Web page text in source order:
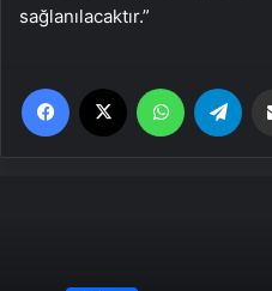
sağlanılacaktır.”
Facebook WhatsApp